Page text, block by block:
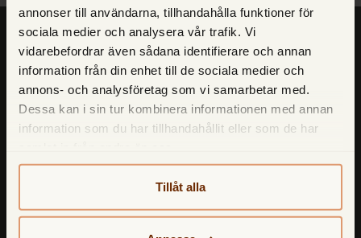
annonser till användarna, tillhandahålla funktioner för
sociala medier och analysera vår trafik. Vi
vidarebefordrar även sådana identifierare och annan
information från din enhet till de sociala medier och
annons- och analysföretag som vi samarbetar med.
Dessa kan i sin tur kombinera informationen med annan
information som du har tillhandahållit eller som de har
Tillåt alla